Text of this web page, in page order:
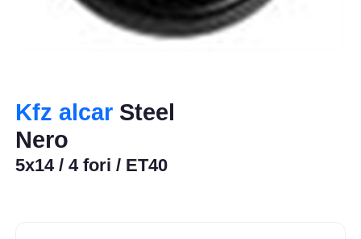
Kfz alcar Steel
Nero
5x14 / 4 fori / ET40